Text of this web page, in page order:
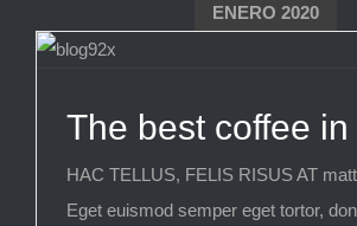
ENERO 2020
The best coffee in
HAC TELLUS, FELIS RISUS AT
Eget euismod semper eget tortor,